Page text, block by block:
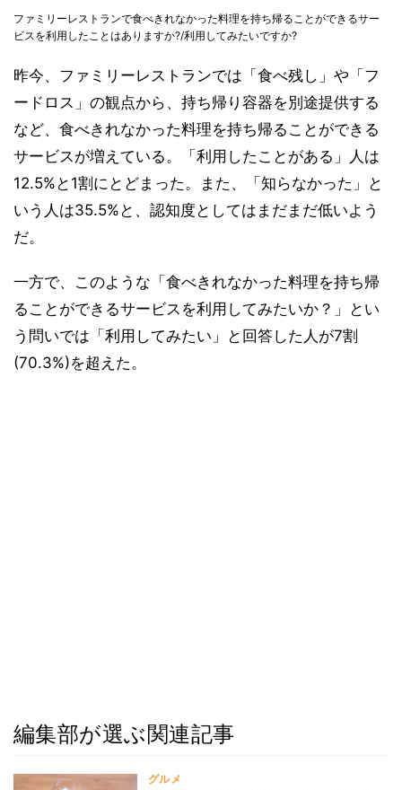
ファミリーレストランで食べきれなかった料理を持ち帰ることができるサー
ビスを利用したことはありますか?/利用してみたいですか?
昨今、ファミリーレストランでは「食べ残し」や「フ
ードロス」の観点から、持ち帰り容器を別途提供する
など、食べきれなかった料理を持ち帰ることができる
サービスが増えている。「利用したことがある」人は
12.5%と1割にとどまった。また、「知らなかった」と
いう人は35.5%と、認知度としてはまだまだ低いよう
だ。
一方で、このような「食べきれなかった料理を持ち帰
ることができるサービスを利用してみたいか？」とい
う問いでは「利用してみたい」と回答した人が7割
(70.3%)を超えた。
編集部が選ぶ関連記事
グルメ